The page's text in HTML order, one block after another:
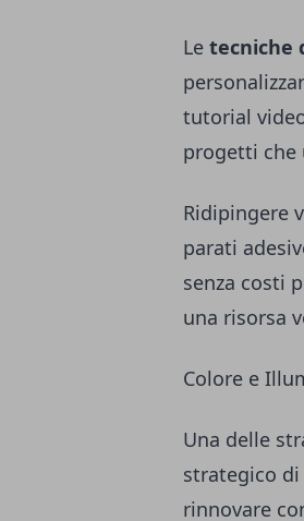
Le tecniche
tutorial
progetti che
Ridipingere
parati
senza costi
una risorsa
Colore e
Una delle
strategico
rinnovare